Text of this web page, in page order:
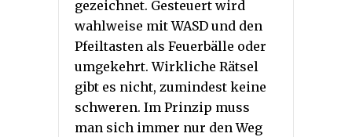
gezeichnet. Gesteuert wird
wahlweise mit WASD und den
Pfeiltasten als Feuerbälle oder
umgekehrt. Wirkliche Rätsel
gibt es nicht, zumindest keine
schweren. Im Prinzip muss
man sich immer nur den Weg